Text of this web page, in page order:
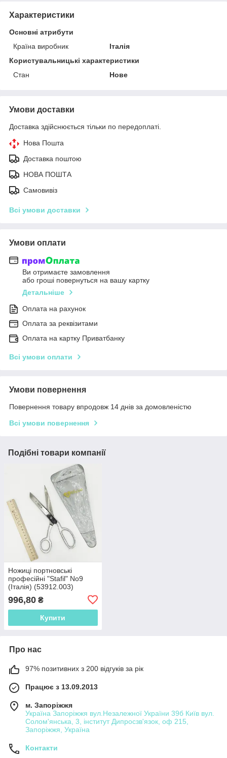
Характеристики
Основні атрибути
Країна виробник
Італія
Користувальницькі характеристики
Стан
Нове
Умови доставки
Доставка здійснюється тільки по передоплаті.
Нова Пошта
Доставка поштою
НОВА ПОШТА
Самовивіз
Всі умови доставки
Умови оплати
Ви отримаєте замовлення
або гроші повернуться на вашу картку
Детальніше
Оплата на рахунок
Оплата за реквізитами
Оплата на картку Приватбанку
Всі умови оплати
Умови повернення
Повернення товару впродовж 14 днів за домовленістю
Всі умови повернення
Подібні товари компанії
Ножиці портновські
професійні "Stafil" No9
(Італія) (53912.003)
996,80 ₴
Купити
Про нас
97% позитивних з 200 відгуків за рік
Працює з 13.09.2013
м. Запоріжжя
Україна Запоріжжя вул.Незалежної України 39б Київ вул.
Солом'янська, 3, інститут Дипросзв'язок, оф 215,
Запоріжжя, Україна
Контакти